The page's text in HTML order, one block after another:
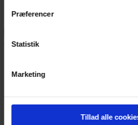
Præferencer
Statistik
Marketing
Tillad alle